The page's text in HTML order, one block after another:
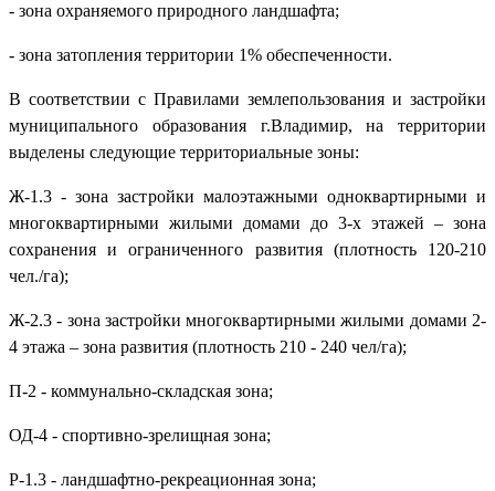
- зона охраняемого природного ландшафта;
- зона затопления территории 1% обеспеченности.
В соответствии с Правилами землепользования и застройки
муниципального образования г.Владимир, на территории
выделены следующие территориальные зоны:
Ж-1.3 - зона застройки малоэтажными одноквартирными и
многоквартирными жилыми домами до 3-х этажей – зона
сохранения и ограниченного развития (плотность 120-210
чел./га);
Ж-2.3 - зона застройки многоквартирными жилыми домами 2-
4 этажа – зона развития (плотность 210 - 240 чел/га);
П-2 - коммунально-складская зона;
ОД-4 - спортивно-зрелищная зона;
Р-1.3 - ландшафтно-рекреационная зона;